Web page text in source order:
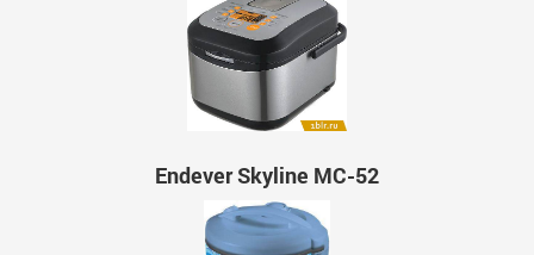
Endever Skyline MC-52